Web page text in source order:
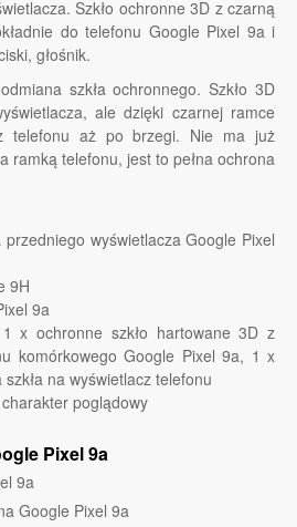
Szkło ochronne 3D z czarną
do telefonu Google Pixel 9a i
głośnik.
szkła ochronnego. Szkło 3D
ale dzięki czarnej ramce
telefonu aż po brzegi. Nie ma już
ramką telefonu, jest to pełna ochrona
wyświetlacza Google Pixel
9H
9a
x ochronne szkło hartowane 3D z
komórkowego Google Pixel 9a, 1 x
na wyświetlacz telefonu
poglądowy
Pixel 9a
9a
Google Pixel 9a